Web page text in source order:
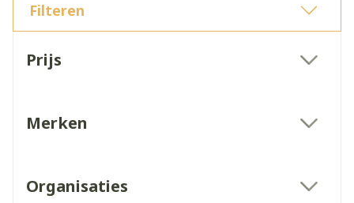
Filteren
Prijs
Merken
Organisaties